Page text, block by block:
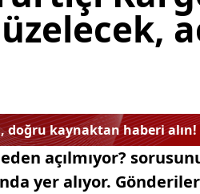
doğru kaynaktan haberi alın!
açılmıyor?
yer alıyor.